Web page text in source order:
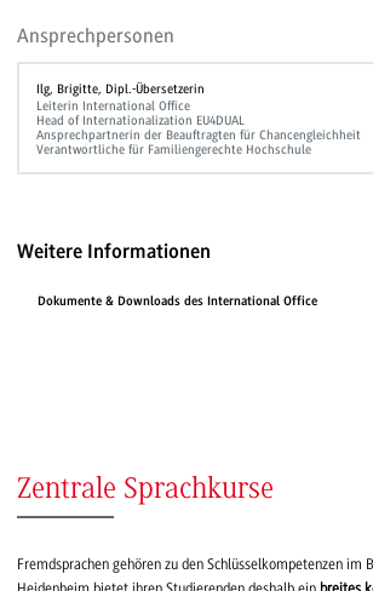
Ansprechpersonen
Ilg, Brigitte, Dipl.-Übersetzerin
Leiterin International Office
Head of Internationalization EU4DUAL
Ansprechpartnerin der Beauftragten für Chancengleichheit
Verantwortliche für Familiengerechte Hochschule
Weitere Informationen
Dokumente & Downloads des International Office
Zentrale Sprachkurse
Fremdsprachen gehören zu den Schlüsselkompetenzen im